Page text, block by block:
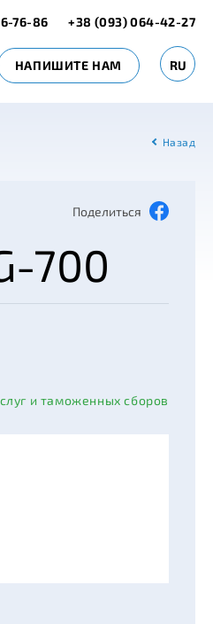
76-86 +38 (093) 064-42-27
НАПИШИТЕ НАМ RU
Назад
Поделиться
700
и таможенных сборов